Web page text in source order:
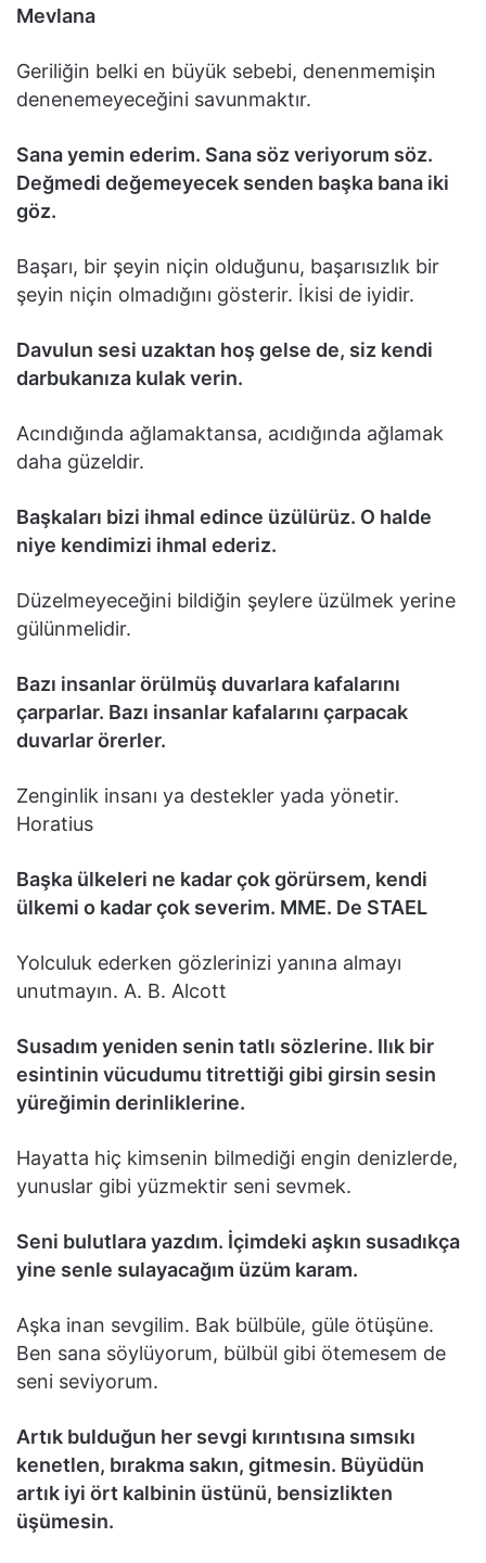
Mevlana
Geriliğin belki en büyük sebebi, denenmemişin
denenemeyeceğini savunmaktır.
Sana yemin ederim. Sana söz veriyorum söz.
Değmedi değemeyecek senden başka bana iki
göz.
Başarı, bir şeyin niçin olduğunu, başarısızlık bir
şeyin niçin olmadığını gösterir. İkisi de iyidir.
Davulun sesi uzaktan hoş gelse de, siz kendi
darbukanıza kulak verin.
Acındığında ağlamaktansa, acıdığında ağlamak
daha güzeldir.
Başkaları bizi ihmal edince üzülürüz. O halde
niye kendimizi ihmal ederiz.
Düzelmeyeceğini bildiğin şeylere üzülmek yerine
gülünmelidir.
Bazı insanlar örülmüş duvarlara kafalarını
çarparlar. Bazı insanlar kafalarını çarpacak
duvarlar örerler.
Zenginlik insanı ya destekler yada yönetir.
Horatius
Başka ülkeleri ne kadar çok görürsem, kendi
ülkemi o kadar çok severim. MME. De STAEL
Yolculuk ederken gözlerinizi yanına almayı
unutmayın. A. B. Alcott
Susadım yeniden senin tatlı sözlerine. Ilık bir
esintinin vücudumu titrettiği gibi girsin sesin
yüreğimin derinliklerine.
Hayatta hiç kimsenin bilmediği engin denizlerde,
yunuslar gibi yüzmektir seni sevmek.
Seni bulutlara yazdım. İçimdeki aşkın susadıkça
yine senle sulayacağım üzüm karam.
Aşka inan sevgilim. Bak bülbüle, güle ötüşüne.
Ben sana söylüyorum, bülbül gibi ötemesem de
seni seviyorum.
Artık bulduğun her sevgi kırıntısına sımsıkı
kenetlen, bırakma sakın, gitmesin. Büyüdün
artık iyi ört kalbinin üstünü, bensizlikten
üşümesin.